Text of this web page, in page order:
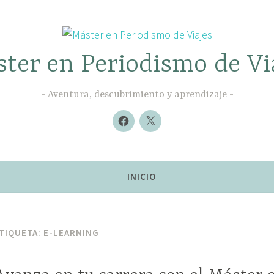
en Periodismo de
Aventura, descubrimiento y aprendizaje
Nuevo
elemento
Nuevo
elemento
INICIO
E-LEARNING